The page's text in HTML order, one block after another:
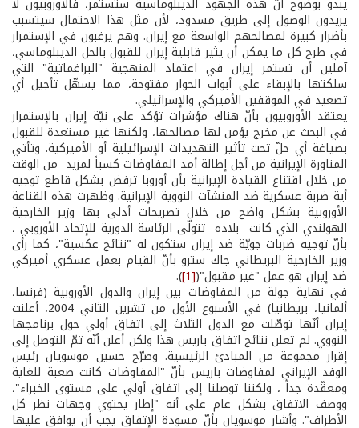
يريدون الوصول إلى طريق مسدود، لأن مثل هذا الاحتمال سيتسبب
بأضرار كبيرة لمصالحهم الواسعة مع إيران. وهم يرغبون في الإستمرار
في طرح كل ما يمكن أن يثير قابلية إيران للقبول بالحل الديبلوماسي،
آملين أن تستمر إيران في اعتماد المنهجية "البراغماتية" التي
سلكتها بالإبقاء على أبواب الحوار مفتوحة، مما يسهّل تأجيل أي
تصعيد في الموقفين الأميركي والإسرائيلي.
يعتقد الأوروبيون بأنّ هناك مؤشرات تؤكد على نيّة إيران بالإستمرار
في البحث عن مخرج يؤمن لها مصالحها، ولكنها غير مستعدة للقبول
بصياغة أي حلّ تحت تأثير التهديدات الإسرائيلية أو الأميركية. وتأتي
المناورة الإيرانية من أجل إطالة أمد المفاوضات كسباً لمزيد من الوقت
من خلال اقتناع القيادة الإيرانية بأن أوروبا ترفض بشكل قاطع توجيه
أية ضربة عسكرية ضد المنشآت النووية الإيرانية. وظهرت هذه القناعة
الأوروبية بشكل واضح من خلال تصريحات أدلى بها وزير الخارجية
الهولندي الذي كانت بلاده تتولّى الرئاسة الدورية للإتحاد الأوروبي ،
بأنّ توجيه ضربات جويّة ضد إيران ستكون له "نتائج عكسية"، كما رأى
وزير الخارجية البريطاني جاك سترو بأنّ القيام بعمل عسكري أميركي
ضد إيران هو عمل "غير مقبول"([1]
).
في نهاية جولة من المفاوضات بين إيران والدول الأوروبية (فرنسا،
ألمانيا، بريطانيا) في الأسبوع الأول من تشرين الثاني 2004، أعلنت
إيران أنّها توصّلت مع الدول الثلاث إلى اتفاق أولي حول برنامجها
النووي. لم تعلن نتائج اتفاق باريس هذا ولكن أعلن أنّه تمّ التوصل إلى
إقرار مجموعة من المبادئ الرئيسية. وصرّح حسين موسويان رئيس
الوفد الإيراني لمفاوضات باريس بأنّ "المفاوضات كانت صعبة للغاية
ومعقّدة جداً ، ولكننا توصلنا إلى اتفاق أولي على مستوى الخبراء"،
ووصف الاتفاق بشكل عام على أنه "إطار يحتوي وجهات نظر كل
الأطراف". وأشار موسويان بأنّ مسودة الإتفاق يجب أن يوافق عليها